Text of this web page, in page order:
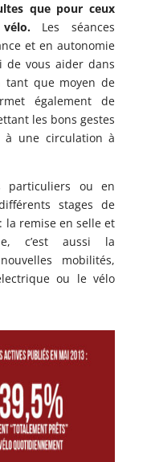
que pour ceux
Les séances
et en autonomie
de vous aider dans
tant que moyen de
également de
les bons gestes
à une circulation à
particuliers ou en
stages de
la remise en selle et
c’est aussi la
mobilités,
ou le vélo